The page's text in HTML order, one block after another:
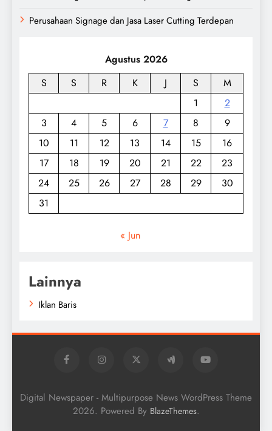
Perusahaan Signage dan Jasa Laser Cutting Terdepan
Agustus 2026
S
S R K J S
M
1
2
3
4 5 6 7 8
9
10
11 12 13 14 15
16
17
18 19 20 21 22
23
24
25 26 27 28 29
30
31
« Jun
Lainnya
Iklan Baris
Digital Newspaper - Multipurpose News WordPress Theme
2026. Powered By BlazeThemes.